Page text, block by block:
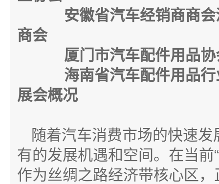
安徽省汽车经销商商
商会
厦门市汽车配件用品协
海南省汽车配件用品
展会概况
随着汽车消费市场的快速
有的发展机遇和空间。在当前
作为丝绸之路经济带核心区，